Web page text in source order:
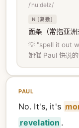
/ˈnuːdəlz/
N [复数]
面条（常指亚洲
💡 "spell it out
她催 Paul 快说
PAUL
No. It's, it's
revelation .